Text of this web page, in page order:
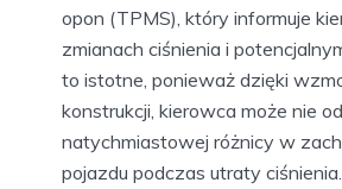
opon (TPMS), który informuje
zmianach ciśnienia i
to istotne, ponieważ dzięki
konstrukcji, kierowca może nie
natychmiastowej różnicy w
pojazdu podczas utraty